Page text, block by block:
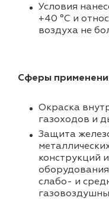
Условия
+40 °C и
воздуха не
Сферы
Окраска
газоходов и
Защита
конструкций
слабо- и